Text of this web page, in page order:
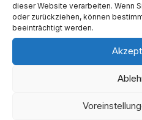
dieser Website verarbeiten. Wenn
oder zurückziehen, können
beeinträchtigt werden.
Von:
Bis: